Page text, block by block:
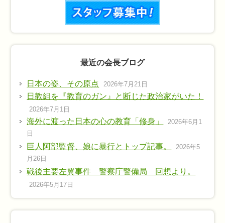
最近の会長ブログ
日本の姿、その原点 2026年7月21日
日教組を『教育のガン』と断じた政治家がいた！
2026年7月1日
海外に渡った日本の心の教育「修身」 2026年6月1
日
巨人阿部監督、娘に暴行とトップ記事。
2026年5
月26日
戦後主要左翼事件 警察庁警備局 回想より。
2026年5月17日